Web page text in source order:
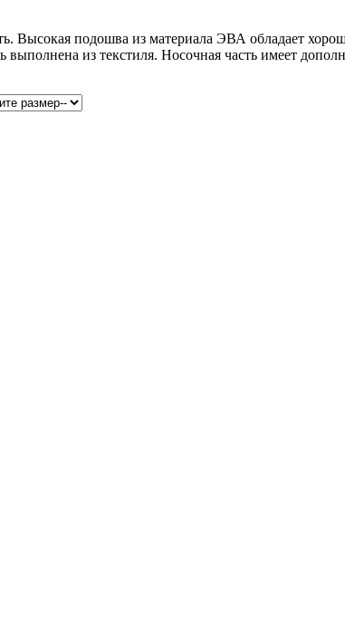
Высокая подошва из материала ЭВА обладает
из текстиля. Носочная часть имеет